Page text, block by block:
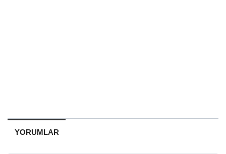
YORUMLAR